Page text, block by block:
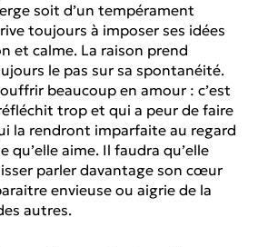
soit d’un tempérament
toujours à imposer ses idées
et calme. La raison prend
le pas sur sa spontanéité.
beaucoup en amour : c’est
trop et qui a peur de faire
la rendront imparfaite au regard
qu’elle aime. Il faudra qu’elle
parler davantage son cœur
envieuse ou aigrie de la
autres.